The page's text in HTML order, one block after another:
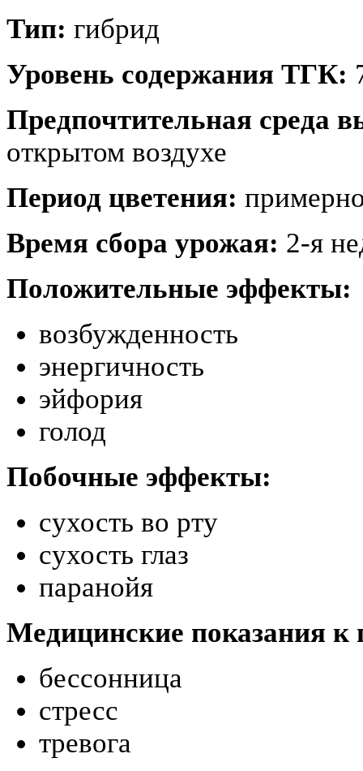
Тип: гибрид
Уровень содержания ТГК:
Предпочтительная среда
открытом воздухе
Период цветения:
Время сбора урожая: 2-я
Положительные эффекты:
возбужденность
энергичность
эйфория
голод
Побочные эффекты:
сухость во рту
сухость глаз
паранойя
Медицинские показания
бессонница
стресс
тревога